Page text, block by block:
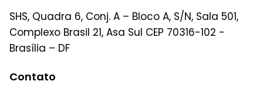
SHS, Quadra 6, Conj. A – Bloco A, S/N, Sala 501,
Complexo Brasil 21, Asa Sul CEP 70316-102 -
Brasília – DF
Contato